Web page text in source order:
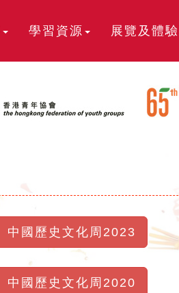
學習資源 展覽及體
中國歷史文化周2023
中國歷史文化周2020